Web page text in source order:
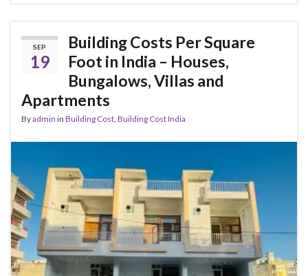
SEP
19
Building Costs Per Square
Foot in India – Houses,
Bungalows, Villas and
Apartments
Byadmin in Building Cost, Building Cost India